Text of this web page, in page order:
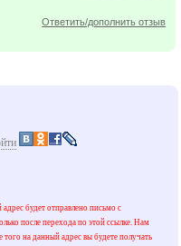
Ответить/дополнить отзыв
будет отправлено письмо с
после перехода по этой ссылке. Нам
на данный адрес вы будете получать